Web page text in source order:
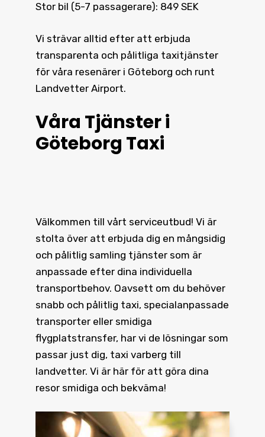
Stor bil (5-7 passagerare): 849 SEK
Vi strävar alltid efter att erbjuda
transparenta och pålitliga taxitjänster
för våra resenärer i Göteborg och runt
Landvetter Airport.
Våra Tjänster i
Göteborg Taxi
Välkommen till vårt serviceutbud! Vi är
stolta över att erbjuda dig en mångsidig
och pålitlig samling tjänster som är
anpassade efter dina individuella
transportbehov. Oavsett om du behöver
snabb och pålitlig taxi, specialanpassade
transporter eller smidiga
flygplatstransfer, har vi de lösningar som
passar just dig, taxi varberg till
landvetter. Vi är här för att göra dina
resor smidiga och bekväma!